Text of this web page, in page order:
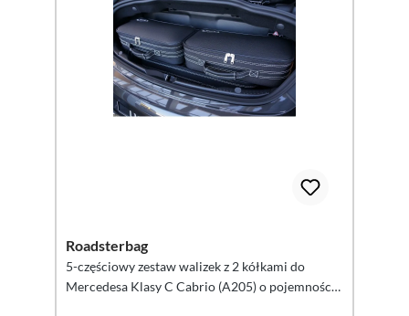
Roadsterbag
5-częściowy zestaw walizek z 2 kółkami do
Mercedesa Klasy C Cabrio (A205) o pojemności